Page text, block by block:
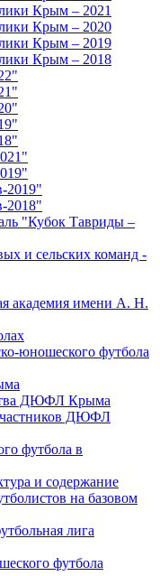
Крым – 2021
Крым – 2020
Крым – 2019
Крым – 2018
2019"
2018"
"Кубок Тавриды –
и сельских команд -
академия имени А. Н.
юношеского футбола
ДЮФЛ Крыма
ДЮФЛ
футбола в
и содержание
на базовом
лига
футбола